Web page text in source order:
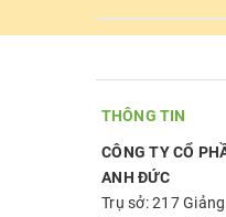
THÔNG TIN
CÔNG TY CỔ
ANH ĐỨC
Trụ sở: 217